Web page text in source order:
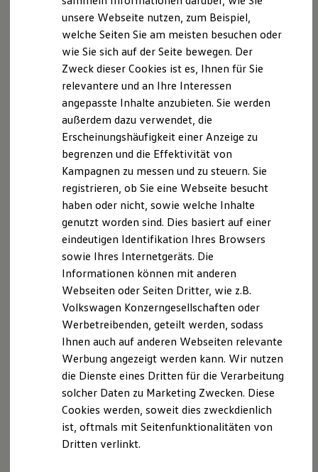
Nachhaltigkeit
Technologie
Kosten und Kauf
Kaufoptionen
E-Auto-Förderung
Software und Konnektivität
Die ID. Software 6
ID. Software Versionen und Updates
Digitale Extras
Schnittstellen zu Ihrem ID.
Hybridautos
Marke und Erlebnis
Volkswagen R und R Experience
R-Modelle
R Experience
Driving Experience
Volkswagen entdecken
Werkbesichtigung
Lifestyle Shop
T-Roc Kollektion
Golf Kollektion
ID. Kollektion
Volkswagen Kollektion
R-Kollektion
GTI Kollektion
Fußball Drop
we drive football
#wedriveproud
Besitzer und Service
Software Updates
Service und Ersatzteile
Der neue ID.3 Neo
So geht neu. Klar im Design. Stark im Alltag.
Entdecken Sie jetzt den neuen ID.3 Neo!
Mehr zum ID.3 Neo erfahren
Der T-Cross
Wendig, flexibel, vielseitig. Entdecken Sie den
T‑Cross.
Mehr zum T-Cross erfahren
unsere Webseite nutzen, zum Beispiel,
welche Seiten Sie am meisten besuchen oder
wie Sie sich auf der Seite bewegen. Der
Zweck dieser Cookies ist es, Ihnen für Sie
relevantere und an Ihre Interessen
angepasste Inhalte anzubieten. Sie werden
außerdem dazu verwendet, die
Erscheinungshäufigkeit einer Anzeige zu
begrenzen und die Effektivität von
Kampagnen zu messen und zu steuern. Sie
registrieren, ob Sie eine Webseite besucht
haben oder nicht, sowie welche Inhalte
genutzt worden sind. Dies basiert auf einer
eindeutigen Identifikation Ihres Browsers
sowie Ihres Internetgeräts. Die
Informationen können mit anderen
Webseiten oder Seiten Dritter, wie z.B.
Volkswagen Konzerngesellschaften oder
Werbetreibenden, geteilt werden, sodass
Ihnen auch auf anderen Webseiten relevante
Werbung angezeigt werden kann. Wir nutzen
die Dienste eines Dritten für die Verarbeitung
solcher Daten zu Marketing Zwecken. Diese
Cookies werden, soweit dies zweckdienlich
ist, oftmals mit Seitenfunktionalitäten von
Dritten verlinkt.